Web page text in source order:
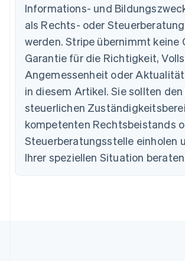
Informations- und
als Rechts- oder
werden. Stripe übernimmt keine
Garantie für die Richtigkeit,
Angemessenheit oder
in diesem Artikel. Sie sollten
steuerlichen
kompetenten Rechtsbeistands
Steuerberatungsstelle einholen
Ihrer speziellen Situation
English
Dänemark
English
Deutschland
Deutsch English
Estland
Festlandchina
简体中文English
Finnland
EnglishSvenska
Frankreich
FrançaisEnglish
Gibraltar
English